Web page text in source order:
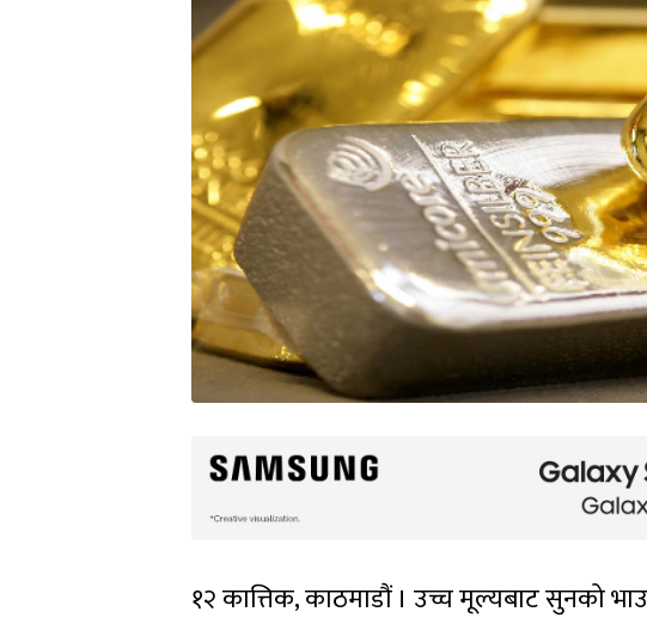
१२ कात्तिक, काठमाडौं । उच्च मूल्यबाट सुनको